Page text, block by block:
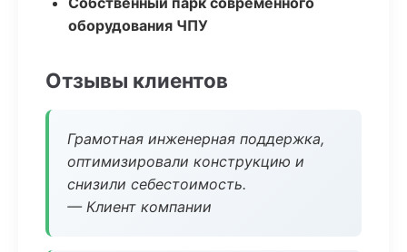
оборудования ЧПУ
Отзывы клиентов
Грамотная инженерная поддержка,
оптимизировали конструкцию и
снизили себестоимость.
— Клиент компании